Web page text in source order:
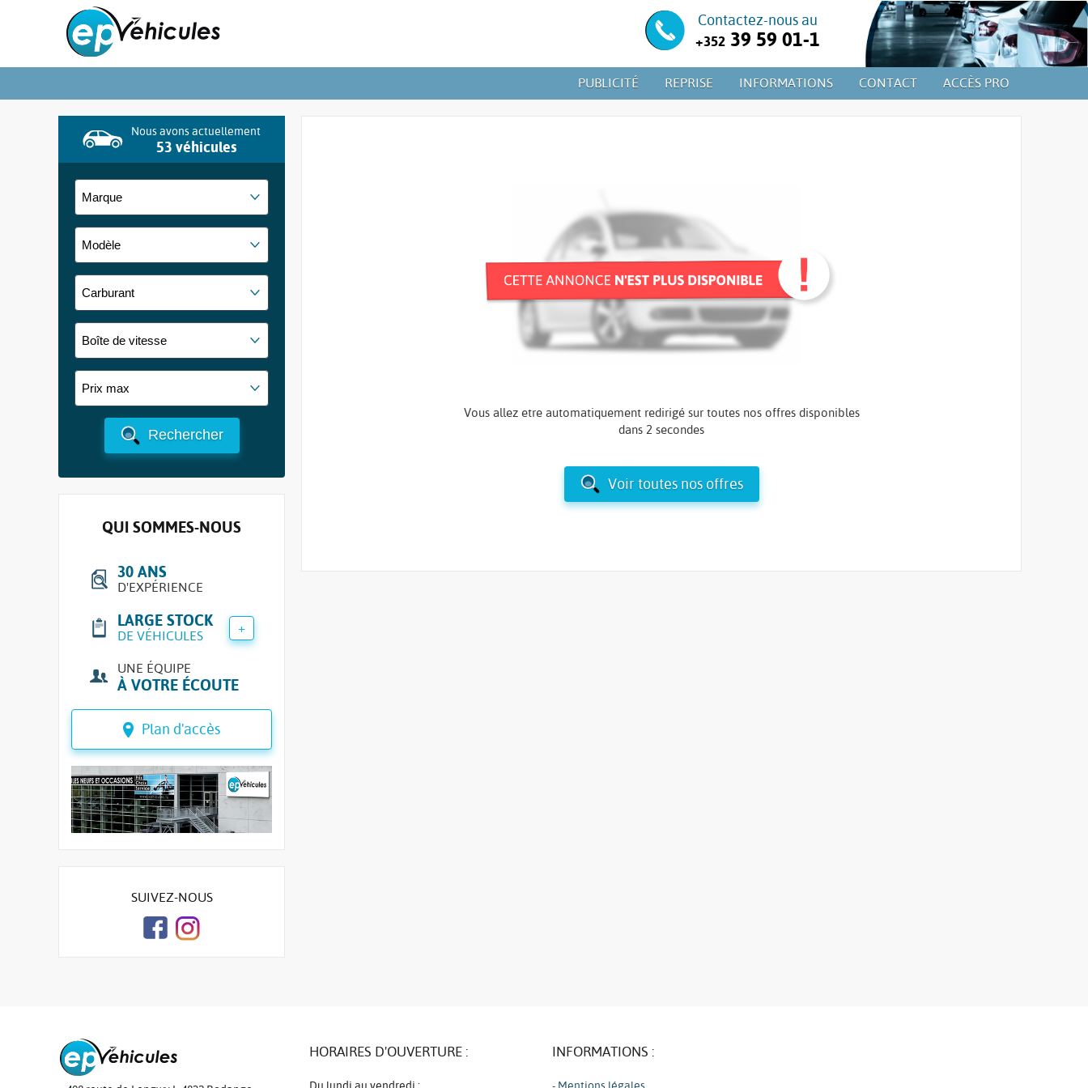
Contactez-nous au
+352 39 59 01-1
PUBLICITÉ REPRISE INFORMATIONS CONTACT ACCÈS PRO
Nous avons actuellement
53 véhicules
Rechercher
QUI SOMMES-NOUS
30 ANS
D'EXPÉRIENCE
LARGE STOCK
DE VÉHICULES
+
UNE ÉQUIPE
À VOTRE ÉCOUTE
Plan d'accès
SUIVEZ-NOUS
Vous allez etre automatiquement redirigé sur toutes nos offres disponibles
dans 2 secondes
Voir toutes nos offres
HORAIRES D'OUVERTURE :
Du lundi au vendredi :
INFORMATIONS :
- Mentions légales